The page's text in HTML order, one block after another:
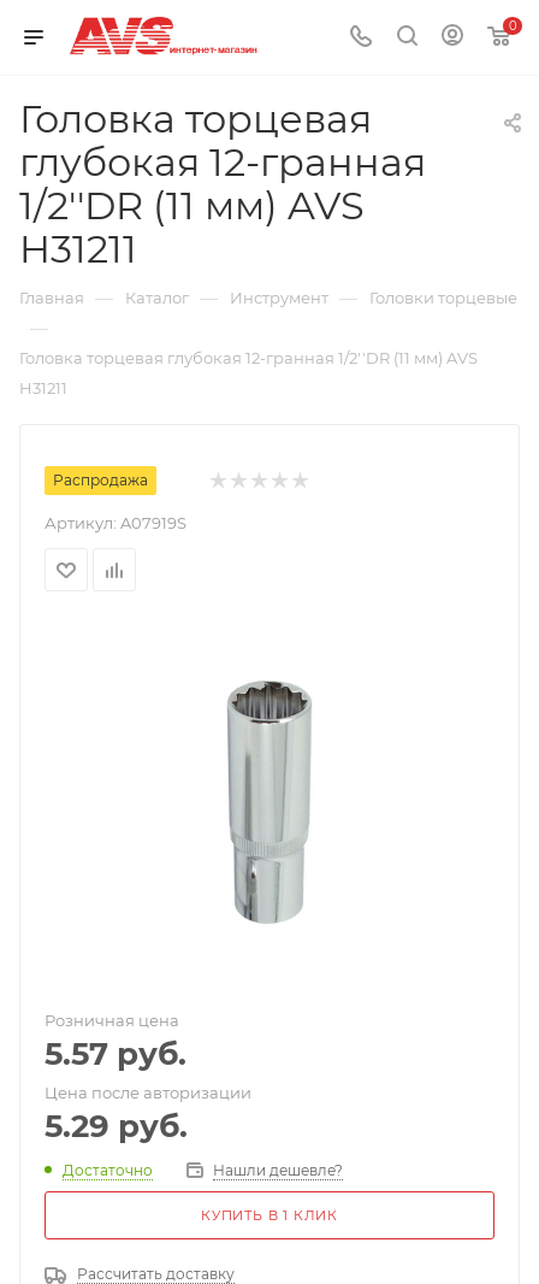
0
Головка торцевая
глубокая 12-гранная
1/2''DR (11 мм) AVS
H31211
Главная — Каталог — Инструмент — Головки торцевые
—
Головка торцевая глубокая 12-гранная 1/2''DR (11 мм) AVS
H31211
Распродажа
Артикул: A07919S
Розничная цена
5.57 руб.
Цена после авторизации
5.29 руб.
Достаточно Нашли дешевле?
КУПИТЬ В 1 КЛИК
Рассчитать доставку